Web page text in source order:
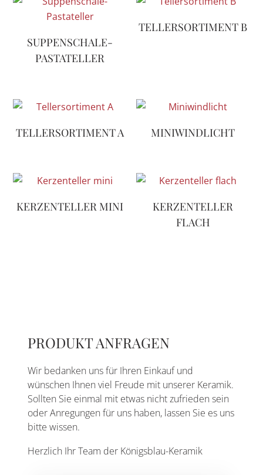
SUPPENSCHALE-
PASTATELLER
TELLERSORTIMENT B
TELLERSORTIMENT A MINIWINDLICHT
KERZENTELLER MINI
KERZENTELLER
FLACH
PRODUKT ANFRAGEN
Wir bedanken uns für Ihren Einkauf und
wünschen Ihnen viel Freude mit unserer Keramik.
Sollten Sie einmal mit etwas nicht zufrieden sein
oder Anregungen für uns haben, lassen Sie es uns
bitte wissen.
Herzlich Ihr Team der Königsblau-Keramik